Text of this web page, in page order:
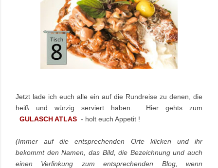
Jetzt lade ich euch alle ein auf die Rundreise zu denen, die
heiß und würzig serviert haben. Hier gehts zum
GULASCH ATLAS - holt euch Appetit !
(Immer auf die entsprechenden Orte klicken und ihr
bekommt den Namen, das Bild, die Bezeichnung und auch
einen Verlinkung zum entsprechenden Blog, wenn